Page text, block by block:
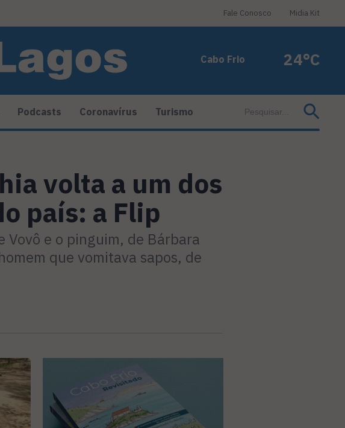
Fale Conosco Midia Kit
Cabo Frio 24°C
Podcasts Coronavírus Turismo
volta a um dos
país: a Flip
Vovô e o pinguim, de Bárbara
que vomitava sapos, de